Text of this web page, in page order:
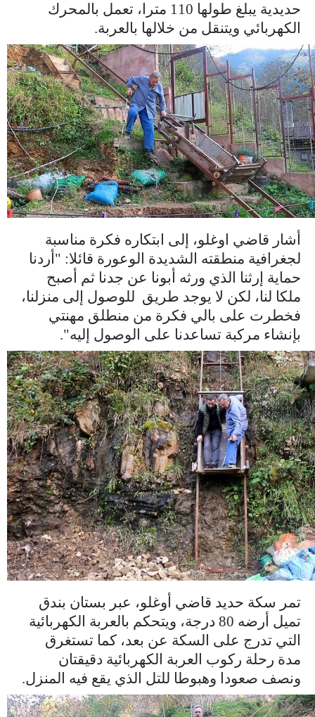
حديدية يبلغ طولها 110 مترا، تعمل بالمحرك
الكهربائي ويتنقل من خلالها بالعربة.
rayli-sistem-dha-1696178_2.jpg
أشار قاضي اوغلو، إلى ابتكاره فكرة مناسبة
لجغرافية منطقته الشديدة الوعورة قائلا: "أردنا
حماية إرثنا الذي ورثه أبونا عن جدنا ثم أصبح
ملكا لنا، لكن لا يوجد طريق للوصول إلى منزلنا،
فخطرت على بالي فكرة من منطلق مهنتي
بإنشاء مركبة تساعدنا على الوصول إليه".
tepedeki-evine-vagonlu-rayli-sistem-
a1cc.webp
تمر سكة حديد قاضي أوغلو، عبر بستان بندق
تميل أرضه 80 درجة، ويتحكم بالعربة الكهربائية
التي تدرج على السكة عن بعد، كما تستغرق
مدة رحلة ركوب العربة الكهربائية دقيقتان
ونصف صعودا وهبوطا للتل الذي يقع فيه المنزل.
bihia_1636786343_0016_w600_h315.jpg